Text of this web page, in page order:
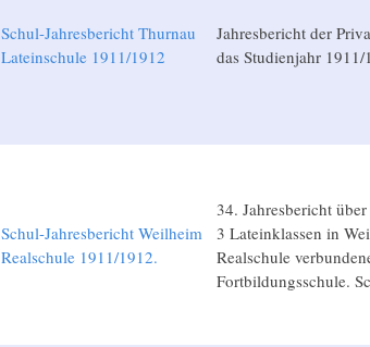
Schul-Jahresbericht Thurnau
Lateinschule 1911/1912
Jahresbericht der
das Studienjahr 1911/
Schul-Jahresbericht Weilheim
Realschule 1911/1912.
34. Jahresbericht
3 Lateinklassen in
Realschule
Fortbildungsschule.